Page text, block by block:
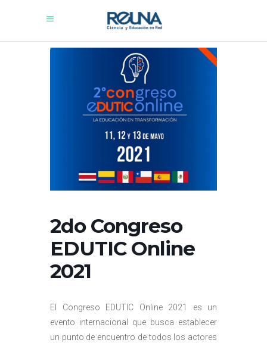
2do Congreso
EDUTIC Online
2021
El Congreso EDUTIC Online 2021 es un
evento internacional que busca establecer
un punto de encuentro de todos los actores